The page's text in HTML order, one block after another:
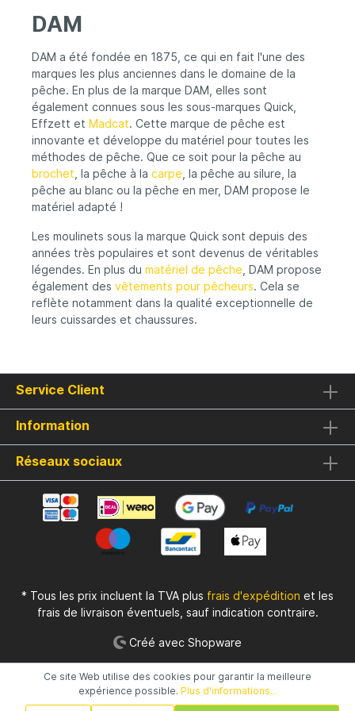
poissons de mer, la DAM a l'équipement
famille Quick sont très populaires depuis
des années et sont devenus de véritables
légendes. Outre le matériel de pêche, la
DAM se concentre également sur les
vêtements pour le pêcheur. Cela se reflète
par exemple dans les waderset les
cuissardes et les chaussures de qualité
supérieure qu'ils ont dans leur assortiment.
DAM
DAM a été fondée en 1875, ce qui en fait l'une des
marques les plus anciennes dans le domaine de la
pêche. En plus de la marque DAM, elles sont
également connues sous les sous-marques Quick,
Effzett et Madcat. Cette marque de pêche est
innovante et développe du matériel pour toutes les
méthodes de pêche. Que ce soit pour la pêche au
brochet , la pêche à la carpe , la pêche au silure, la
pêche au blanc ou la pêche en mer, DAM propose le
matériel adapté !
Les moulinets sous la marque Quick sont depuis des
années très populaires et sont devenus de véritables
légendes. En plus du matériel de pêche , DAM propose
également des vêtements pour pêcheurs. Cela se
reflète notamment dans la qualité exceptionnelle de
leurs cuissardes et chaussures.
Service Client
Information
Réseaux sociaux
* Tous les prix incluent la TVA plus frais d'expédition et les
frais de livraison éventuels, sauf indication contraire.
Créé avec Shopware
Ce site Web utilise des cookies pour garantir la meilleure
expérience possible. Plus d'informations...